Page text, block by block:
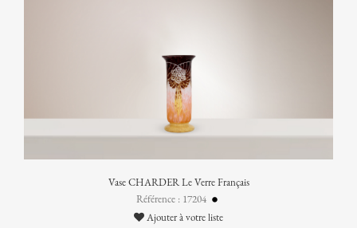
Vase CHARDER Le Verre Français
Référence : 17204
Ajouter à votre liste